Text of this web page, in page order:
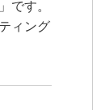
です。
ィング